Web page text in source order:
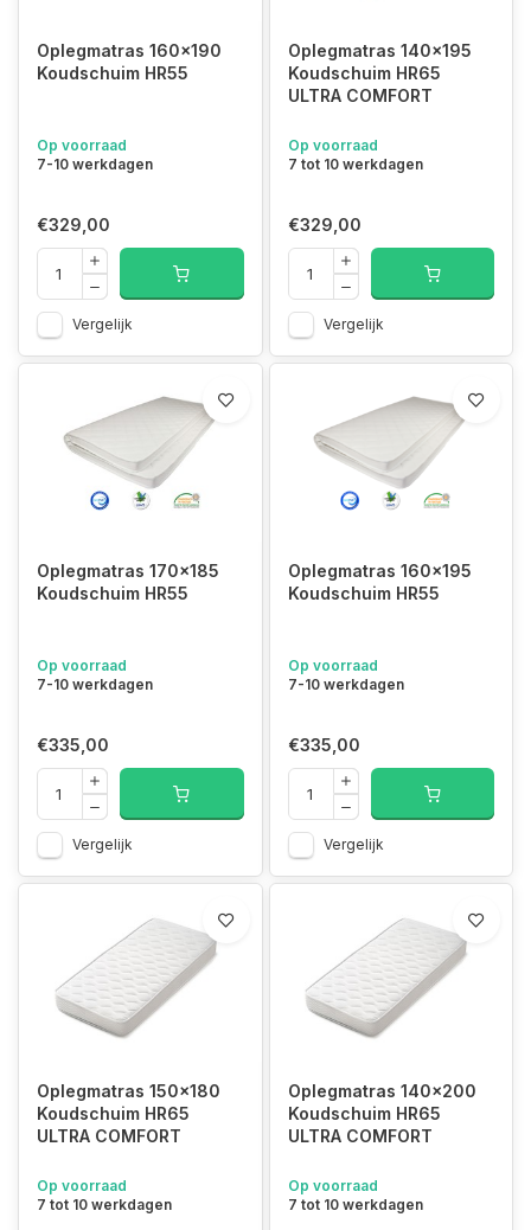
Oplegmatras 160x190
Koudschuim HR55
Op voorraad
7-10 werkdagen
€329,00
Vergelijk
Oplegmatras 140x195
Koudschuim HR65
ULTRA COMFORT
Op voorraad
7 tot 10 werkdagen
€329,00
Vergelijk
Oplegmatras 170x185
Koudschuim HR55
Op voorraad
7-10 werkdagen
€335,00
Vergelijk
Oplegmatras 160x195
Koudschuim HR55
Op voorraad
7-10 werkdagen
€335,00
Vergelijk
Oplegmatras 150x180
Koudschuim HR65
ULTRA COMFORT
Op voorraad
7 tot 10 werkdagen
Oplegmatras 140x200
Koudschuim HR65
ULTRA COMFORT
Op voorraad
7 tot 10 werkdagen